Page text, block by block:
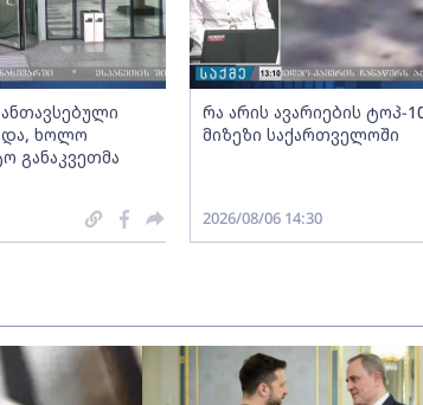
ხოლო
განაკვეთმა
რა არის ავარიების ტოპ-
მიზეზი საქართველოში
2026/08/06 14:30